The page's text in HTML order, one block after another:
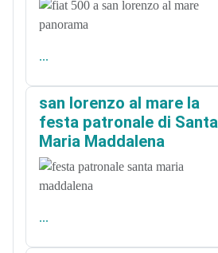
...
san lorenzo al mare la
festa patronale di Santa
Maria Maddalena
...